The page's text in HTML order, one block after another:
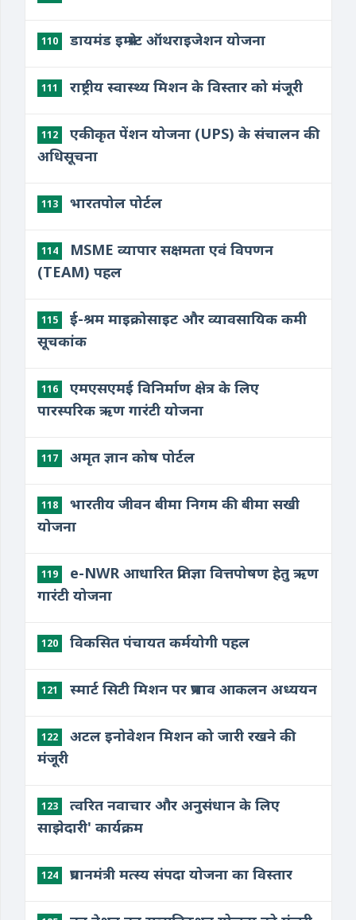
110 डायमंड इम्प्रेस्ट ऑथराइजेशन योजना
111 राष्ट्रीय स्वास्थ्य मिशन के विस्तार को मंजूरी
112
एकीकृत पेंशन योजना (UPS) के संचालन की
अधिसूचना
113 भारतपोल पोर्टल
114
MSME व्यापार सक्षमता एवं विपणन
(TEAM) पहल
115
ई-श्रम माइक्रोसाइट और व्यावसायिक कमी
सूचकांक
116
एमएसएमई विनिर्माण क्षेत्र के लिए
पारस्परिक ऋण गारंटी योजना
117 अमृत ज्ञान कोष पोर्टल
118
भारतीय जीवन बीमा निगम की बीमा सखी
योजना
119
e-NWR आधारित प्रतिज्ञा वित्तपोषण हेतु ऋण
गारंटी योजना
120 विकसित पंचायत कर्मयोगी पहल
121 स्मार्ट सिटी मिशन पर प्रभाव आकलन अध्ययन
122
अटल इनोवेशन मिशन को जारी रखने की
मंजूरी
123
​त्वरित नवाचार और अनुसंधान के लिए
साझेदारी' कार्यक्रम
124 ​प्रधानमंत्री मत्स्य संपदा योजना का विस्तार